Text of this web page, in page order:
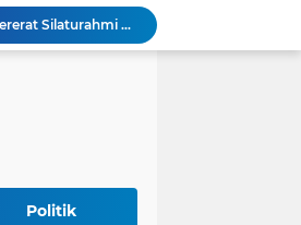
Sambangi Pedagang Pinang, Babinsa Reuhat Tuha Pererat Silaturahmi dengan Warga
Jalin Keakraban dengan Warga, Babinsa Leung Ie Perkuat Komunikasi di Wilayah Binaan
Politik